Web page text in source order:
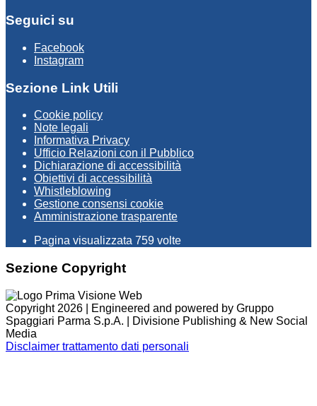
Seguici su
Facebook
Instagram
Sezione Link Utili
Cookie policy
Note legali
Informativa Privacy
Ufficio Relazioni con il Pubblico
Dichiarazione di accessibilità
Obiettivi di accessibilità
Whistleblowing
Gestione consensi cookie
Amministrazione trasparente
Pagina visualizzata 759 volte
Sezione Copyright
Copyright 2026 | Engineered and powered by Gruppo
Spaggiari Parma S.p.A. | Divisione Publishing & New Social
Media
Disclaimer trattamento dati personali